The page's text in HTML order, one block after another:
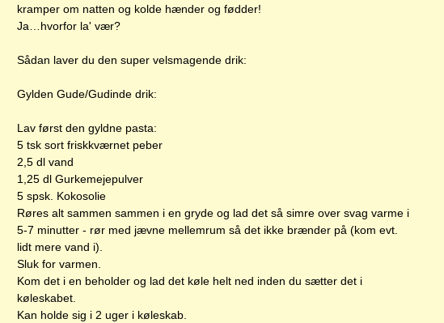
kramper om natten og kolde hænder og fødder!
Ja…hvorfor la' vær?
Sådan laver du den super velsmagende drik:
Gylden Gude/Gudinde drik:
Lav først den gyldne pasta:
5 tsk sort friskkværnet peber
2,5 dl vand
1,25 dl Gurkemejepulver
5 spsk. Kokosolie
Røres alt sammen sammen i en gryde og lad det så simre over svag varme i
5-7 minutter - rør med jævne mellemrum så det ikke brænder på (kom evt.
lidt mere vand i).
Sluk for varmen.
Kom det i en beholder og lad det køle helt ned inden du sætter det i
køleskabet.
Kan holde sig i 2 uger i køleskab.